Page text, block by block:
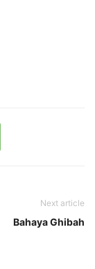
Next article
Bahaya Ghibah